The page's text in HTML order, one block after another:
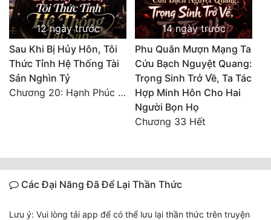
12 ngày trước
Sau Khi Bị Hủy Hôn, Tôi
Thức Tỉnh Hệ Thống Tài
Sản Nghìn Tỷ
Chương 20: Hạnh Phúc Viên Mãn (Hết)
14 ngày trước
Phu Quân Mượn Mạng Ta
Cứu Bạch Nguyệt Quang:
Trọng Sinh Trở Về, Ta Tác
Hợp Minh Hôn Cho Hai
Người Bọn Họ
Chương 33 Hết
Các Đại Năng Đã Để Lại Thần Thức
Lưu ý: Vui lòng tải app để có thể lưu lại thần thức trên truyện